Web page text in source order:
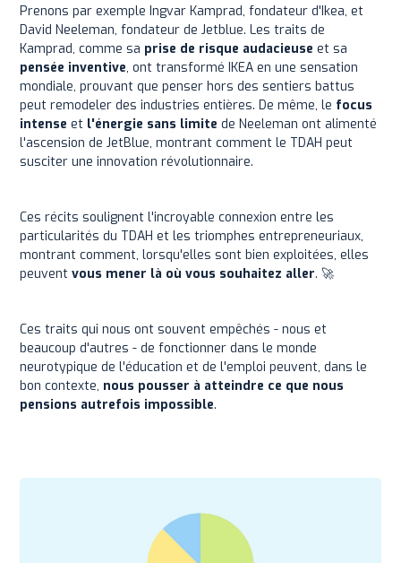
Prenons par exemple Ingvar Kamprad, fondateur d'Ikea, et
David Neeleman, fondateur de Jetblue. Les traits de
Kamprad, comme sa prise de risque audacieuse et sa
pensée inventive, ont transformé IKEA en une sensation
mondiale, prouvant que penser hors des sentiers battus
peut remodeler des industries entières. De même, le focus
intense et l'énergie sans limite de Neeleman ont alimenté
l'ascension de JetBlue, montrant comment le TDAH peut
susciter une innovation révolutionnaire.
Ces récits soulignent l'incroyable connexion entre les
particularités du TDAH et les triomphes entrepreneuriaux,
montrant comment, lorsqu'elles sont bien exploitées, elles
peuventvous mener là où vous souhaitez aller. 🚀
Ces traits qui nous ont souvent empêchés - nous et
beaucoup d'autres - de fonctionner dans le monde
neurotypique de l'éducation et de l'emploi peuvent, dans le
bon contexte, nous pousser à atteindre ce que nous
pensions autrefois impossible.